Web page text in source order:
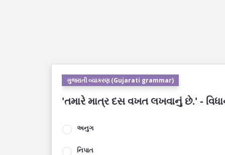
ગુજરાતી વ્યાકરણ (Gujarati grammar)
'તમારે માત્ર દસ વખત લખવાનું છે.' -
અનુગ
નિપાત